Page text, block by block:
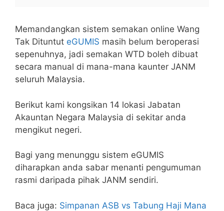
Memandangkan sistem semakan online Wang
Tak Dituntut eGUMIS masih belum beroperasi
sepenuhnya, jadi semakan WTD boleh dibuat
secara manual di mana-mana kaunter JANM
seluruh Malaysia.
Berikut kami kongsikan 14 lokasi Jabatan
Akauntan Negara Malaysia di sekitar anda
mengikut negeri.
Bagi yang menunggu sistem eGUMIS
diharapkan anda sabar menanti pengumuman
rasmi daripada pihak JANM sendiri.
Baca juga: Simpanan ASB vs Tabung Haji Mana